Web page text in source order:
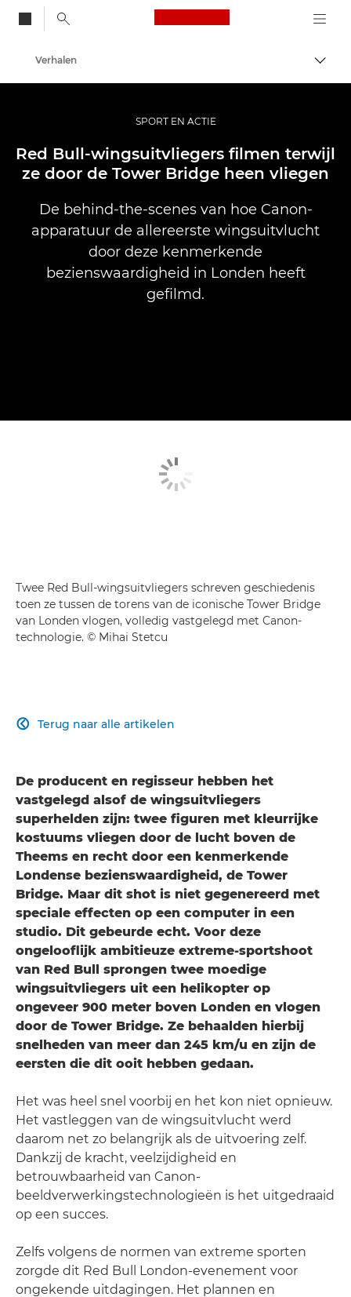
Canon Logo, back
Professionele fotografie en video
Verhalen
SPORT EN ACTIE
Red Bull-wingsuitvliegers filmen terwijl
ze door de Tower Bridge heen vliegen
De behind-the-scenes van hoe Canon-
apparatuur de allereerste wingsuitvlucht
door deze kenmerkende
bezienswaardigheid in Londen heeft
gefilmd.
Twee Red Bull-wingsuitvliegers schreven geschiedenis
toen ze tussen de torens van de iconische Tower Bridge
van Londen vlogen, volledig vastgelegd met Canon-
technologie. © Mihai Stetcu
Terug naar alle artikelen

De producent en regisseur hebben het
vastgelegd alsof de wingsuitvliegers
superhelden zijn: twee figuren met kleurrijke
kostuums vliegen door de lucht boven de
Theems en recht door een kenmerkende
Londense bezienswaardigheid, de Tower
Bridge. Maar dit shot is niet gegenereerd met
speciale effecten op een computer in een
studio. Dit gebeurde echt. Voor deze
ongelooflijk ambitieuze extreme-sportshoot
van Red Bull sprongen twee moedige
wingsuitvliegers uit een helikopter op
ongeveer 900 meter boven Londen en vlogen
door de Tower Bridge. Ze behaalden hierbij
snelheden van meer dan 245 km/u en zijn de
eersten die dit ooit hebben gedaan.
Het was heel snel voorbij en het kon niet opnieuw.
Het vastleggen van de wingsuitvlucht werd
daarom net zo belangrijk als de uitvoering zelf.
Dankzij de kracht, veelzijdigheid en
betrouwbaarheid van Canon-
beeldverwerkingstechnologieën is het uitgedraaid
op een succes.
Zelfs volgens de normen van extreme sporten
zorgde dit Red Bull London-evenement voor
ongekende uitdagingen. Het plannen en